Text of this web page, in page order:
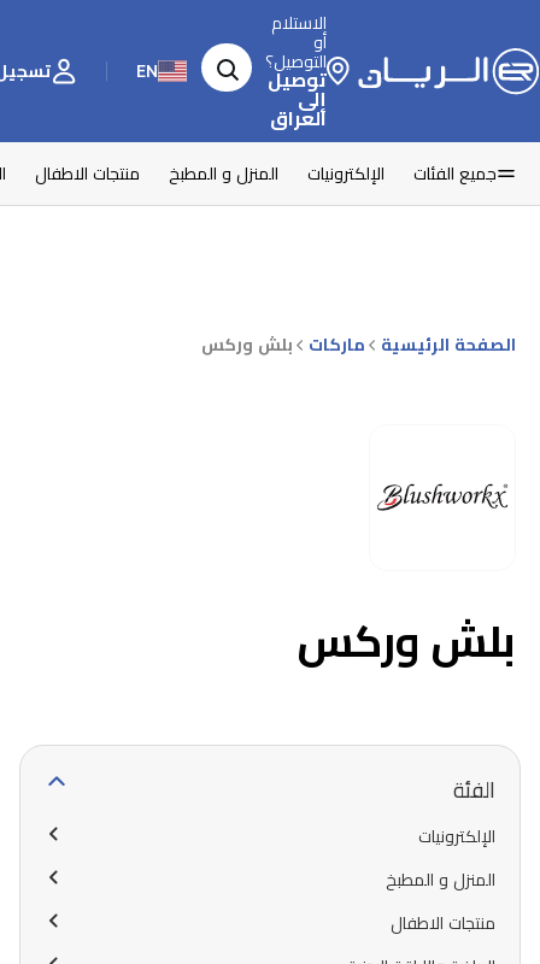
الاستلام
أو
التوصيل؟
توصيل
إلى
العراق
EN تسجيل
جميع الفئات الإلكترونيات المنزل و المطبخ منتجات الاطفال
الصفحة الرئيسية ماركات بلش وركس
بلش وركس
الفئة
الإلكترونيات
المنزل و المطبخ
منتجات الاطفال